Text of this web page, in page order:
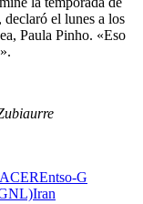
el lunes a los
Paula Pinho. «Eso
ACEREntso-G
Iran